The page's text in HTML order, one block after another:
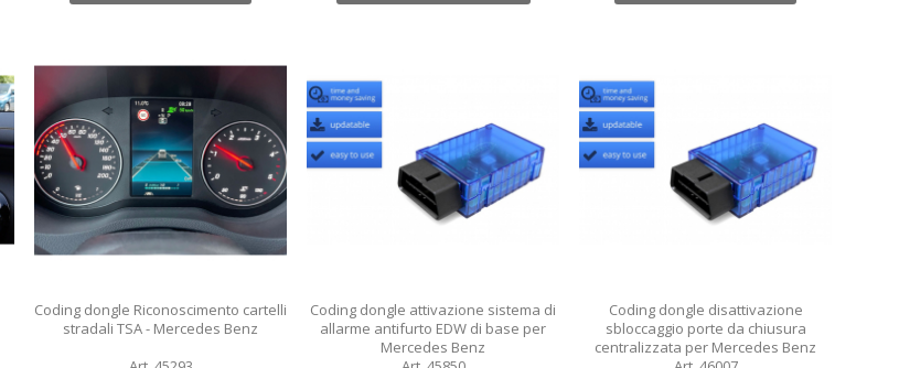
Coding dongle Riconoscimento cartelli
stradali TSA - Mercedes Benz
Coding dongle attivazione sistema di
allarme antifurto EDW di base per
Mercedes Benz
Coding dongle disattivazione
sbloccaggio porte da chiusura
centralizzata per Mercedes Benz